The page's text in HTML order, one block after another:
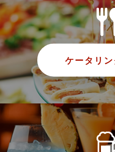
ケータリ